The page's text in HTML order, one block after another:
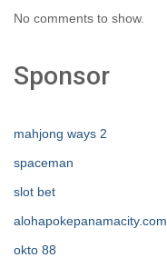
No comments to show.
Sponsor
mahjong ways 2
spaceman
slot bet
alohapokepanamacity.com
okto 88